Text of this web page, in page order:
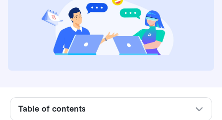
Table of contents
Cách tạo bảng điểm danh nhân viên miễn phí